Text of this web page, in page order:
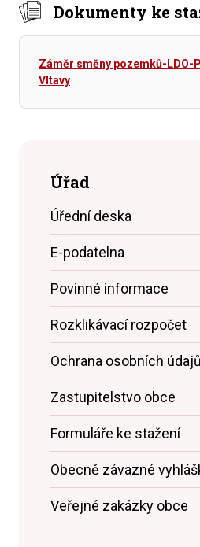
Dokumenty ke
Záměr směny pozemků-LDO-
Vltavy
Úřad
Úřední deska
E-podatelna
Povinné informace
Rozklikávací rozpočet
Ochrana osobních údajů
Zastupitelstvo obce
Formuláře ke stažení
Obecně závazné
Veřejné zakázky obce